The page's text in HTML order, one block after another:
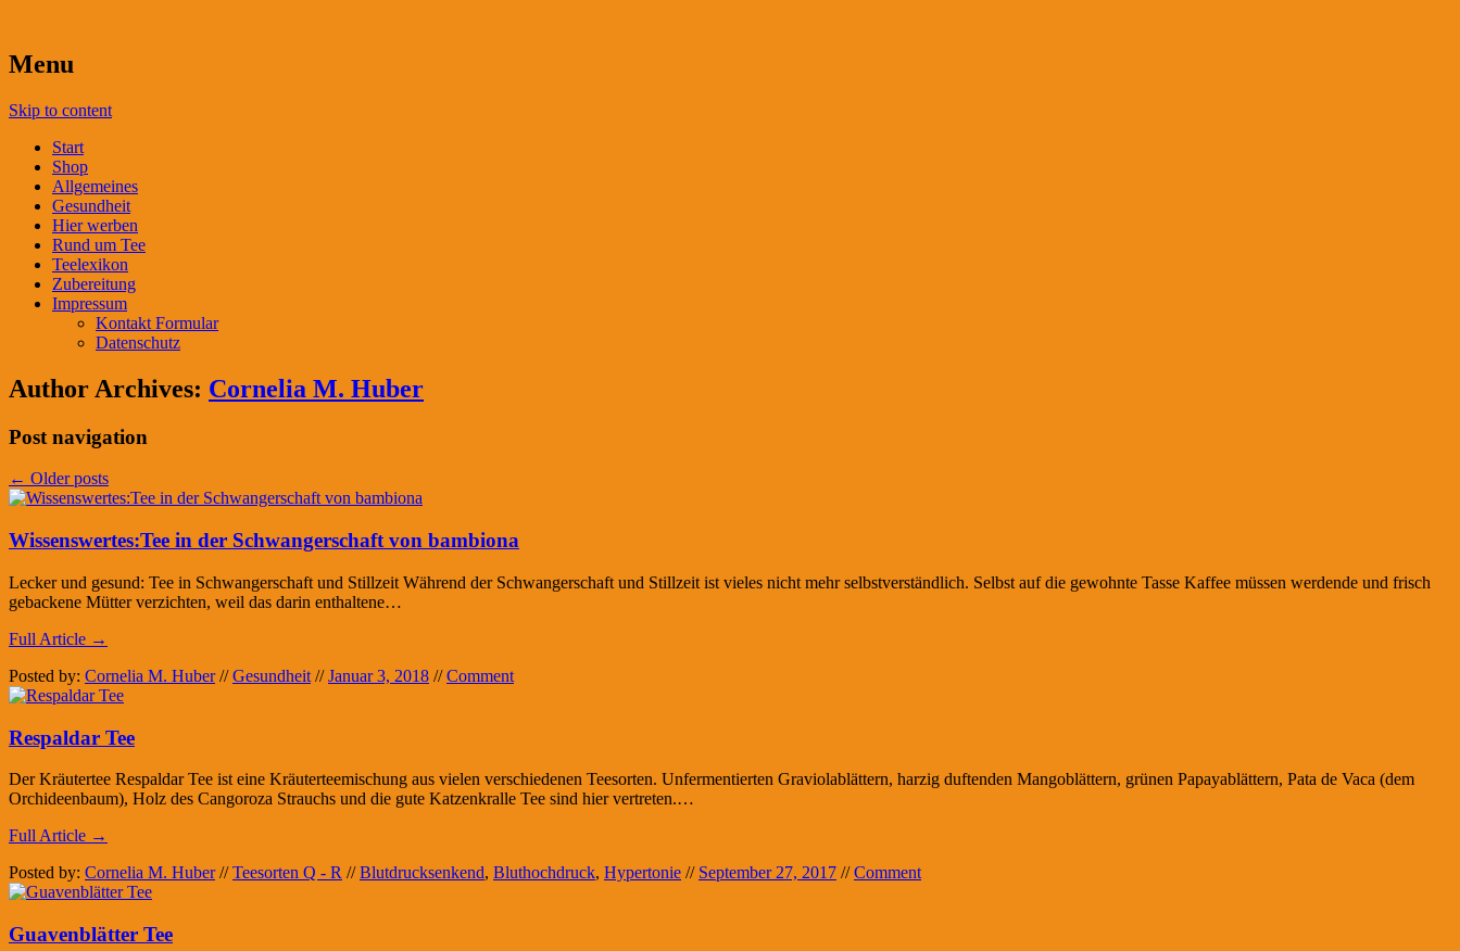
Menu
Skip to content
Start
Shop
Allgemeines
Gesundheit
Hier werben
Rund um Tee
Teelexikon
Zubereitung
Impressum
Kontakt Formular
Datenschutz
Author Archives: Cornelia M. Huber
Post navigation
← Older posts
Wissenswertes:Tee in der Schwangerschaft von bambiona
Lecker und gesund: Tee in Schwangerschaft und Stillzeit Während der Schwangerschaft und Stillzeit ist vieles nicht mehr selbstverständlich. Selbst auf die gewohnte Tasse Kaffee müssen werdende und frisch
gebackene Mütter verzichten, weil das darin enthaltene…
Full Article →
Posted by: Cornelia M. Huber // Gesundheit // Januar 3, 2018 //Comment
Respaldar Tee
Der Kräutertee Respaldar Tee ist eine Kräuterteemischung aus vielen verschiedenen Teesorten. Unfermentierten Graviolablättern, harzig duftenden Mangoblättern, grünen Papayablättern, Pata de Vaca (dem
Orchideenbaum), Holz des Cangoroza Strauchs und die gute Katzenkralle Tee sind hier vertreten.…
Full Article →
Posted by: Cornelia M. Huber // Teesorten Q - R // Blutdrucksenkend, Bluthochdruck, Hypertonie // September 27, 2017 //Comment
Guavenblätter Tee